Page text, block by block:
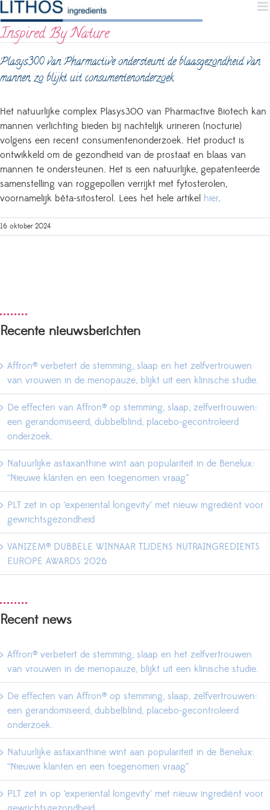
to
content
Inspired By Nature
Plasys300 van Pharmactive ondersteunt de blaasgezondheid van
mannen, zo blijkt uit consumentenonderzoek
Het natuurlijke complex Plasys300 van Pharmactive Biotech kan
mannen verlichting bieden bij nachtelijk urineren (nocturie)
volgens een recent consumentenonderzoek. Het product is
ontwikkeld om de gezondheid van de prostaat en blaas van
mannen te ondersteunen. Het is een natuurlijke, gepatenteerde
samenstelling van roggepollen verrijkt met fytosterolen,
voornamelijk bèta-sitosterol. Lees het hele artikel hier.
16 oktober 2024
Recente nieuwsberichten
Affron® verbetert de stemming, slaap en het zelfvertrouwen
van vrouwen in de menopauze, blijkt uit een klinische studie.
De effecten van Affron® op stemming, slaap, zelfvertrouwen:
een gerandomiseerd, dubbelblind, placebo-gecontroleerd
onderzoek.
Natuurlijke astaxanthine wint aan populariteit in de Benelux:
“Nieuwe klanten en een toegenomen vraag”
PLT zet in op ‘experiental longevity’ met nieuw ingrediënt voor
gewrichtsgezondheid
VANIZEM® DUBBELE WINNAAR TIJDENS NUTRAINGREDIENTS
EUROPE AWARDS 2026
Recent news
Affron® verbetert de stemming, slaap en het zelfvertrouwen
van vrouwen in de menopauze, blijkt uit een klinische studie.
De effecten van Affron® op stemming, slaap, zelfvertrouwen:
een gerandomiseerd, dubbelblind, placebo-gecontroleerd
onderzoek.
Natuurlijke astaxanthine wint aan populariteit in de Benelux:
“Nieuwe klanten en een toegenomen vraag”
PLT zet in op ‘experiental longevity’ met nieuw ingrediënt voor